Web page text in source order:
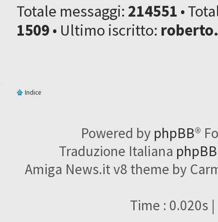
Totale messaggi: 214551 •
1509• Ultimo iscritto:
Indice
Powered by phpBB®
Traduzione Italiana
Amiga News.it v8 theme by
Time : 0.020s